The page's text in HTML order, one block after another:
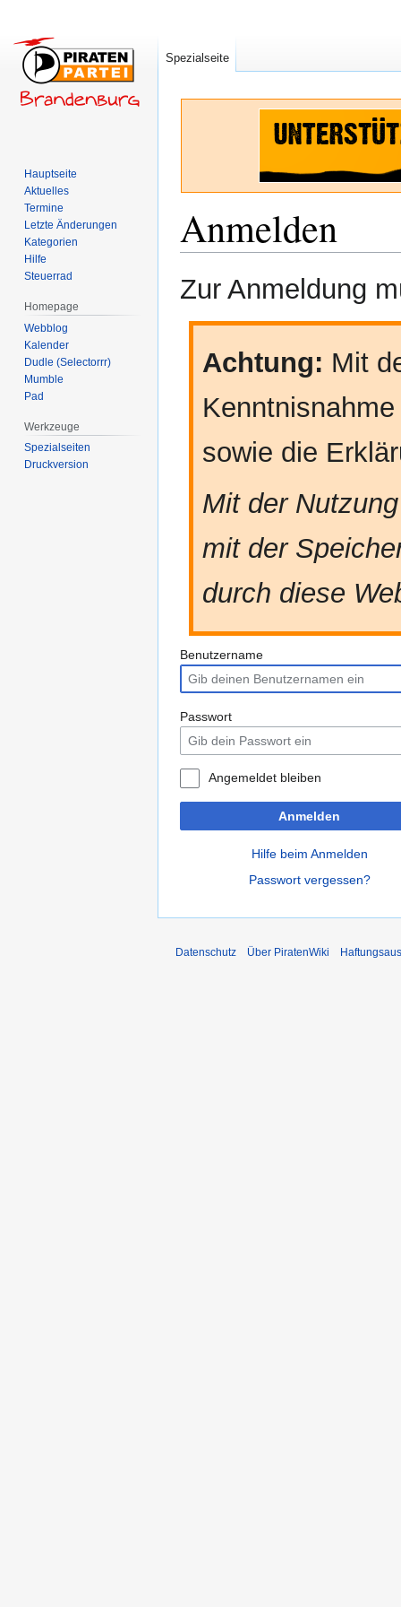
Anmelden
Navigation
Suche
Zur Anmeldung
Achtung: Mit
sowie die
Mit der
mit der
durch diese
Benutzername
Passwort
Angemeldet bleiben
Anmelden
Hilfe beim Anmelden
Passwort vergessen?
Spezialseite
Hauptseite
Aktuelles
Termine
Letzte Änderungen
Kategorien
Hilfe
Steuerrad
Homepage
Webblog
Kalender
Dudle (Selectorrr)
Mumble
Pad
Werkzeuge
Spezialseiten
Druckversion
Datenschutz Über PiratenWiki